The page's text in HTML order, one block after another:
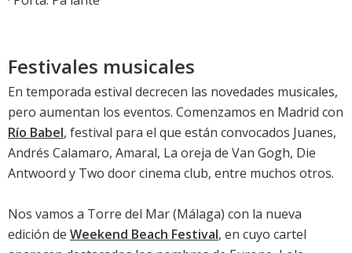
Festivales musicales
En temporada estival decrecen las novedades musicales,
pero aumentan los eventos. Comenzamos en Madrid con
Río Babel, festival para el que están convocados Juanes,
Andrés Calamaro, Amaral, La oreja de Van Gogh, Die
Antwoord y Two door cinema club, entre muchos otros.
Nos vamos a Torre del Mar (Málaga) con la nueva
edición de Weekend Beach Festival, en cuyo cartel